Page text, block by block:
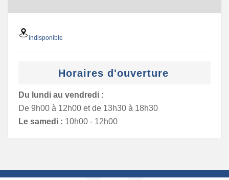
indisponible
Horaires d'ouverture
Du lundi au vendredi :
De 9h00 à 12h00 et de 13h30 à 18h30
Le samedi : 10h00 - 12h00